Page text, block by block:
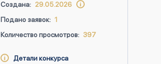
Создана: 29.05.2026
Подано заявок: 1
Количество просмотров: 397
Детали конкурса